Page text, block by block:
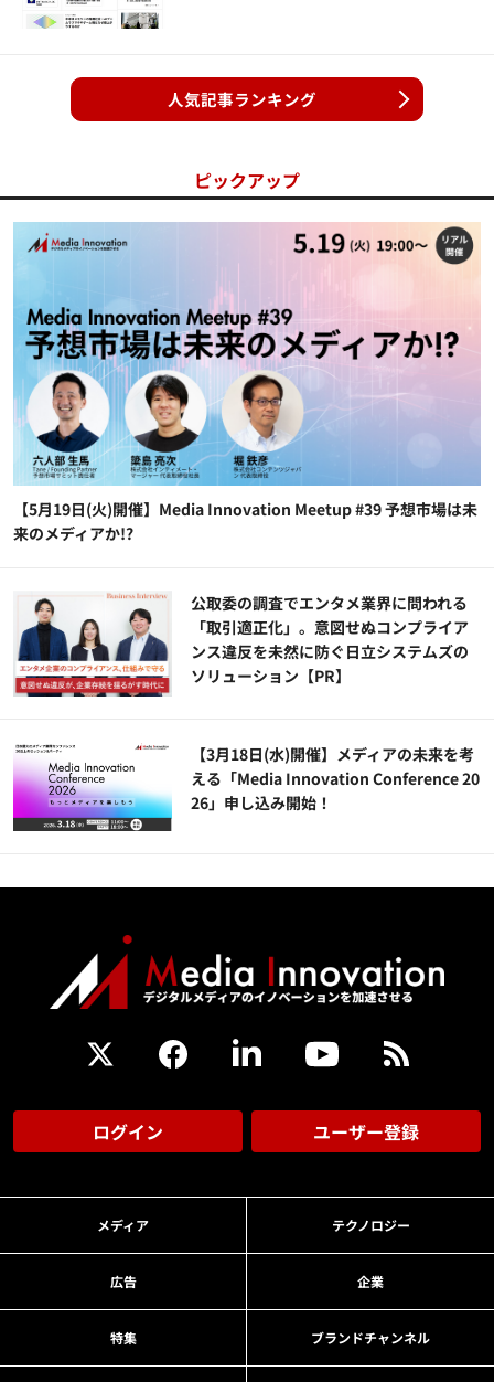
人気記事ランキング
ピックアップ
【5月19日(火)開催】Media Innovation Meetup #39 予想市場は未
来のメディアか!?
公​​取委の調査でエンタメ業界に問われる
「取引適正化」。意図せぬコンプライア
ンス違反を未然に防ぐ日立システムズの
ソリューション​【PR】
【3月18日(水)開催】メディアの未来を考
える「Media Innovation Conference 20
26」申し込み開始！
ログイン ユーザー登録
メディア テクノロジー
広告 企業
特集 ブランドチャンネル